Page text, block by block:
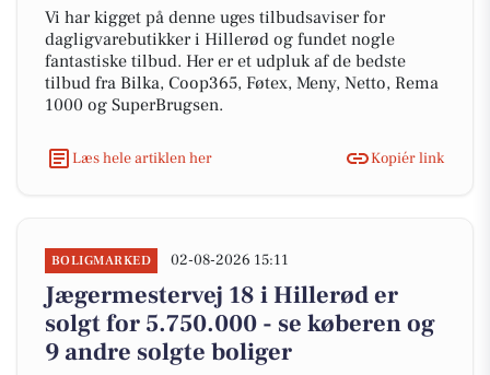
Vi har kigget på denne uges tilbudsaviser for
dagligvarebutikker i Hillerød og fundet nogle
fantastiske tilbud. Her er et udpluk af de bedste
tilbud fra Bilka, Coop365, Føtex, Meny, Netto, Rema
1000 og SuperBrugsen.
Læs hele artiklen her Kopiér link
BOLIGMARKED 02-08-2026 15:11
Jægermestervej 18 i Hillerød er
solgt for 5.750.000 - se køberen og
9 andre solgte boliger